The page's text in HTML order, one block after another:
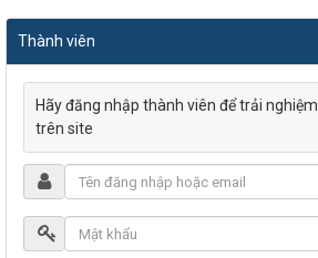
Thành viên
Hãy đăng nhập thành viên để trải
trên site